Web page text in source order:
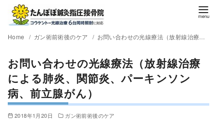
Home ガン術前術後のケア お問い合わせの光線療法（放射線治療による肺炎、関節炎、パーキンソン病、前立腺がん）
お問い合わせの光線療法（放射線治療
による肺炎、関節炎、パーキンソン
病、前立腺がん）
2018年1月20日 ガン術前術後のケア